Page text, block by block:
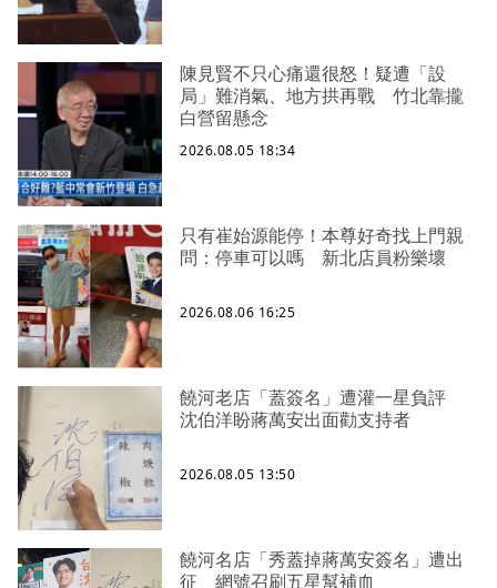
陳見賢不只心痛還很怒！疑遭「設
局」難消氣、地方拱再戰 竹北靠攏
白營留懸念
2026.08.05 18:34
只有崔始源能停！本尊好奇找上門親
問：停車可以嗎 新北店員粉樂壞
2026.08.06 16:25
饒河老店「蓋簽名」遭灌一星負評
沈伯洋盼蔣萬安出面勸支持者
2026.08.05 13:50
饒河名店「秀蓋掉蔣萬安簽名」遭出
征 網號召刷五星幫補血